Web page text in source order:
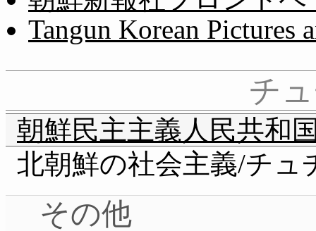
Tangun Korean Pictures
チ
朝鮮民主主義人民共和
北朝鮮の社会主義/チュ
その他